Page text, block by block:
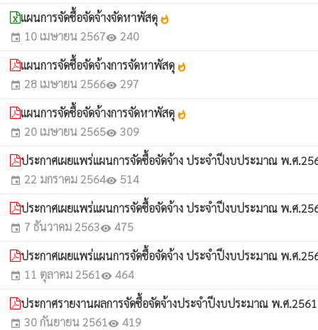
แผนการจัดซื้อจัดจ้างจัดหาพัสดุ whatshot
event 10 เมษายน 2567visibility 240
แผนการจัดซื้อจัดจ้างการจัดหาพัสดุ whatshot
event 28 เมษายน 2566visibility 297
แผนการจัดซื้อจัดจ้างการจัดหาพัสดุ whatshot
event 20 เมษายน 2565visibility 309
ประกาศเผยแพร่แผนการจัดซื้อจัดจ้าง ประจำปีงบประมาณ พ.ศ
event 22 มกราคม 2564visibility 514
ประกาศเผยแพร่แผนการจัดซื้อจัดจ้าง ประจำปีงบประมาณ พ.ศ
event 7 ธันวาคม 2563visibility 475
ประกาศเผยแพร่แผนการจัดซื้อจัดจ้าง ประจำปีงบประมาณ พ.ศ
event 11 ตุลาคม 2561visibility 464
ประกาศรายงานผลการจัดซื้อจัดจ้างประจำปีงบประมาณ พ.ศ
event 30 กันยายน 2561visibility 419